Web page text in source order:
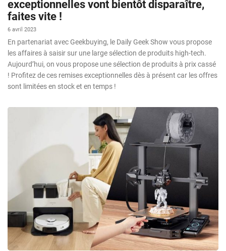
exceptionnelles vont bientôt disparaître,
faites vite !
6 avril 2023
En partenariat avec Geekbuying, le Daily Geek Show vous propose
les affaires à saisir sur une large sélection de produits high-tech.
Aujourd’hui, on vous propose une sélection de produits à prix cassé
! Profitez de ces remises exceptionnelles dès à présent car les offres
sont limitées en stock et en temps !